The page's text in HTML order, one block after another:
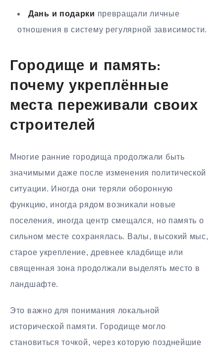
Дань и подарки превращали личные
отношения в систему регулярной зависимости.
Городище и память:
почему укреплённые
места переживали своих
строителей
Многие ранние городища продолжали быть
значимыми даже после изменения политической
ситуации. Иногда они теряли оборонную
функцию, иногда рядом возникали новые
поселения, иногда центр смещался, но память о
сильном месте сохранялась. Валы, высокий мыс,
старое укрепление, древнее кладбище или
священная зона продолжали выделять место в
ландшафте.
Это важно для понимания локальной
исторической памяти. Городище могло
становиться точкой, через которую позднейшие